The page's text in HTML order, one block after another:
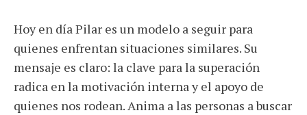
Hoy en día Pilar es un modelo a seguir para
quienes enfrentan situaciones similares. Su
mensaje es claro: la clave para la superación
radica en la motivación interna y el apoyo de
quienes nos rodean. Anima a las personas a buscar